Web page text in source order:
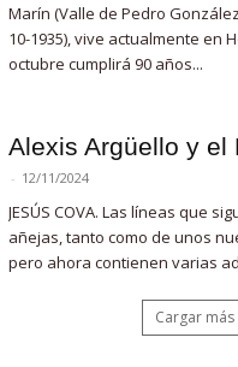
Marín (Valle de Pedro
10-1935), vive actualmente en
octubre cumplirá 90 años...
Alexis Argüello y el
- 12/11/2024
JESÚS COVA. Las líneas que
añejas, tanto como de unos
pero ahora contienen varias
Cargar más